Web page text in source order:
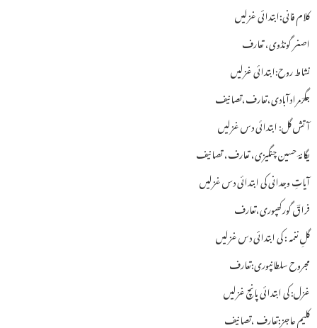
کلام فانی:ابتدائی غزلیں
اصغر گونڈوی، تعارف
نشاط روح:ابتدائی غزلیں
جگرؔمرادآبادی،تعارف،تصانیف
آتش گل: ابتدائی دس غزلیں
یگانہؔ حسین چنگیزی، تعارف، تصانیف
آیاتِ وجدانی کی ابتدائی دس غزلیں
فراقؔ گورکھپوری،تعارف
گلِ نغمہ : کی ابتدائی دس غزلیں
مجروح سلطانپوری:تعارف
غزل: کی ابتدائی پانچ غزلیں
کلیم عاجز:تعارف ،تصانیف